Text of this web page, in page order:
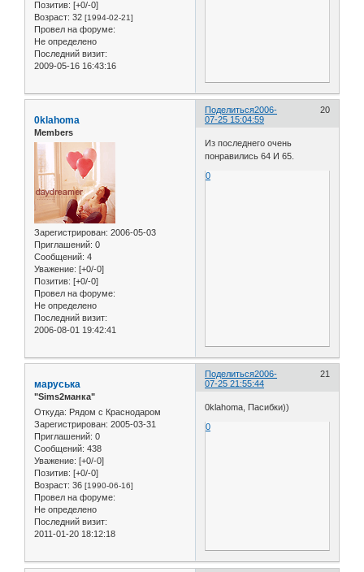
Позитив: [+0/-0]
Возраст: 32 [1994-02-21]
Провел на форуме:
Не определено
Последний визит:
2009-05-16 16:43:16
Поделиться 20
2006-
07-25 15:04:59
0klahoma
Members
Зарегистрирован: 2006-05-03
Приглашений: 0
Сообщений: 4
Уважение: [+0/-0]
Позитив: [+0/-0]
Провел на форуме:
Не определено
Последний визит:
2006-08-01 19:42:41
Из последнего очень
понравились 64 И 65.
0
Поделиться 21
2006-
07-25 21:55:44
маруська
"Sims2манка"
Откуда: Рядом с Краснодаром
Зарегистрирован: 2005-03-31
Приглашений: 0
Сообщений: 438
Уважение: [+0/-0]
Позитив: [+0/-0]
Возраст: 36 [1990-06-16]
Провел на форуме:
Не определено
Последний визит:
2011-01-20 18:12:18
0klahoma, Пасибки))
0